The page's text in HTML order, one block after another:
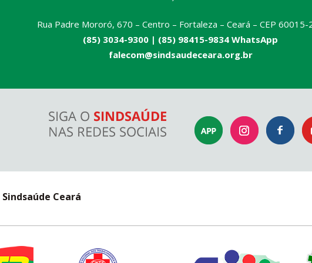
Rua Padre Mororó, 670 – Centro – Fortaleza – Ceará – CEP 60015-
(85) 3034-9300 | (85) 98415-9834 WhatsApp
falecom@sindsaudeceara.org.br
Sindsaúde Ceará